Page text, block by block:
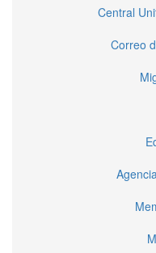
Central
Correo